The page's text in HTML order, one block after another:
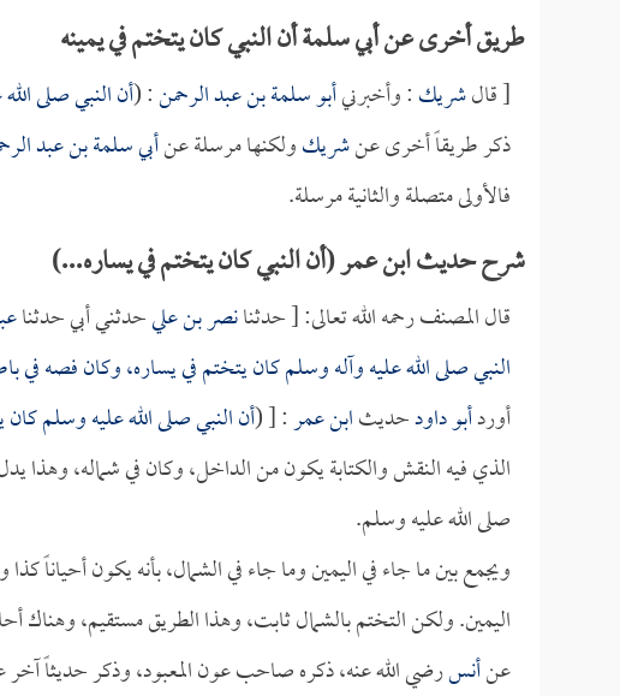
طريق أخرى عن أبي سلمة أن النبي كان يتختم في يمينه
[ قالشريك: وأخبرنيأبو سلمة بن عبد الرحمن: (أن النبي صلى
ذكر طريقاً أخرى عنشريكولكنها مرسلة عنأبي سلمة بن عبد
فالأولى متصلة والثانية مرسلة.
شرح حديث ابن عمر (أن النبي كان يتختم في يساره...)
قال المصنف رحمه الله تعالى: [ حدثنانصر بن عليحدثني أبي حدثنا
النبي صلى الله عليه وآله وسلم كان يتختم في يساره، وكان فصه في
أوردأبو داودحديثابن عمر: [ (أن النبي صلى الله عليه وسلم
الذي فيه النقش والكتابة يكون من الداخل، وكان في شماله، وهذا
صلى الله عليه وسلم.
ويجمع بين ما جاء في اليمين وما جاء في الشمال، بأنه يكون أحياناً كذا
اليمين. ولكن التختم بالشمال ثابت، وهذا الطريق مستقيم،
عنأنسرضي الله عنه، ذكره صاحب عون المعبود، وذكر حديثاً آخر